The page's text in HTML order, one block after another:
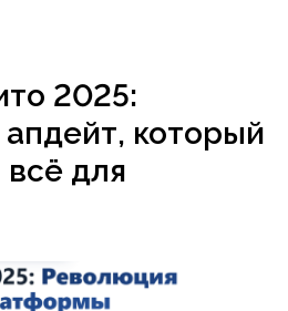
2025:
который
для